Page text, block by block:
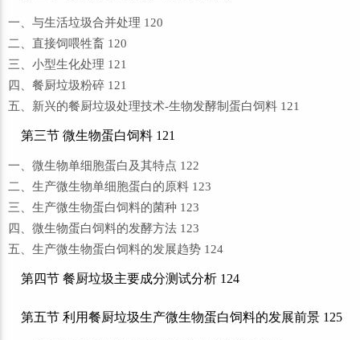
一、与生活垃圾合并处理 120
二、直接饲喂牲畜 120
三、小型生化处理 121
四、餐厨垃圾粉碎 121
五、新兴的餐厨垃圾处理技术-生物发酵制蛋白饲料 121
第三节 微生物蛋白饲料 121
一、微生物单细胞蛋白及其特点 122
二、生产微生物单细胞蛋白的原料 123
三、生产微生物蛋白饲料的菌种 123
四、微生物蛋白饲料的发酵方法 123
五、生产微生物蛋白饲料的发展趋势 124
第四节 餐厨垃圾主要成分测试分析 124
第五节 利用餐厨垃圾生产微生物蛋白饲料的发展前景 125